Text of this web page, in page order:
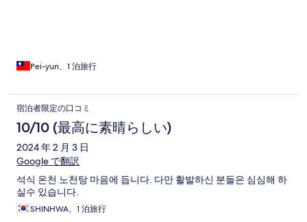
Pei-yun、1 泊旅行
宿泊者限定の口コミ
10/10 (最高に素晴らしい)
2024 年 2 月 3 日
Google で翻訳
석식 온천 노천탕 마음에 듭니다. 다만 활발하신 분들은 심심해 하
실수 있습니다.
SHINHWA、1 泊旅行